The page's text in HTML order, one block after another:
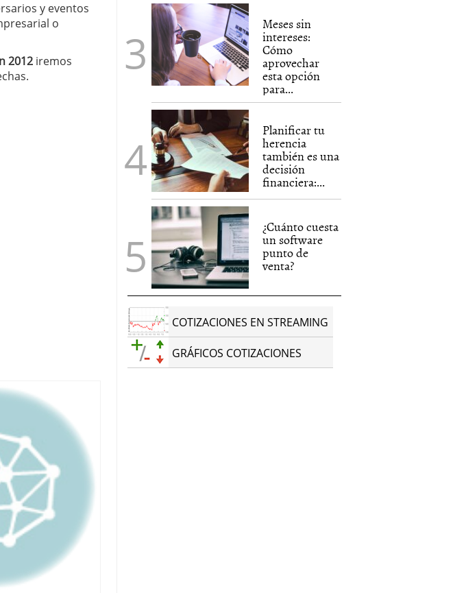
y eventos
o
2012 iremos
Meses sin
intereses:
Cómo
aprovechar
esta opción
para...
Planificar tu
herencia
también es una
decisión
financiera:...
¿Cuánto cuesta
un software
punto de
venta?
COTIZACIONES EN STREAMING
GRÁFICOS COTIZACIONES